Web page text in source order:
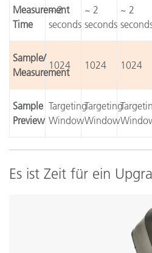
Measurement
Time
~ 2
seconds
~ 2
seconds
~ 2
Sample/
Measurement
1024 1024 1024
Sample
Preview
Targeting
Window
Targeting
Window
Es ist Zeit für ein